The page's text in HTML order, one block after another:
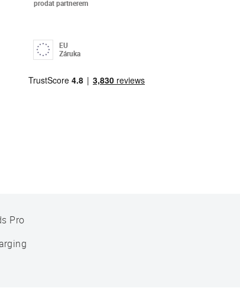
prodat partnerem
EU
Záruka
Pro